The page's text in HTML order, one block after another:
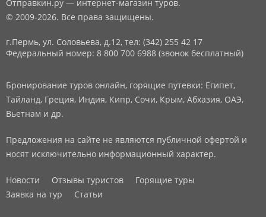
Отправкин.ру — интернет-магазин туров.
© 2009-2026. Все права защищены.
г.Пермь, ул. Соловьева, д.12, тел: (342) 255 42 17
Федеральный номер: 8 800 700 6988 (звонок бесплатный)
Бронирование туров онлайн, горящие путевки: Египет,
Тайланд, Греция, Индия, Кипр, Сочи, Крым, Абхазия, ОАЭ,
Вьетнам и др.
Предложения на сайте не являются публичной офертой и
носят исключительно информационный характер.
Новости Отзывы туристов
Горящие туры
Заявка на тур
Статьи